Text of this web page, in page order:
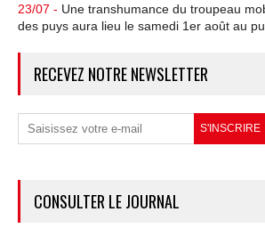
23/07 - Une transhumance du troupeau
des puys aura lieu le samedi 1er août au
RECEVEZ NOTRE NEWSLETTER
CONSULTER LE JOURNAL